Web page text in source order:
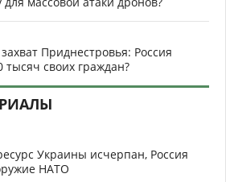
Приднестровья: Россия
своих граждан?
Украины исчерпан, Россия
НАТО